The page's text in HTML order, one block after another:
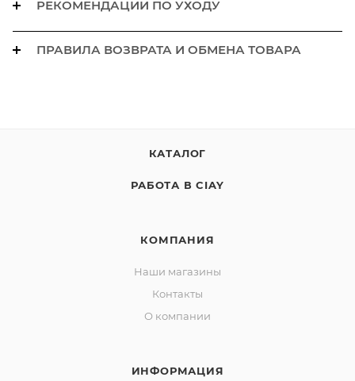
РЕКОМЕНДАЦИИ ПО УХОДУ
ПРАВИЛА ВОЗВРАТА И ОБМЕНА ТОВАРА
КАТАЛОГ
РАБОТА В CIAY
КОМПАНИЯ
Наши магазины
Контакты
О компании
ИНФОРМАЦИЯ